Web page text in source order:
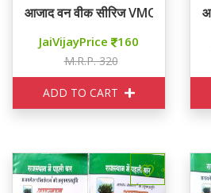
आजाद वन वीक सीरिज VMOU
JaiVijayPrice 160
M.R.P. 320
ADD TO CART